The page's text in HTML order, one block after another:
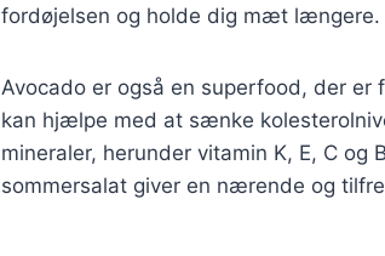
fordøjelsen og holde dig mæt længere.
Avocado er også en superfood, der
kan hjælpe med at sænke
mineraler, herunder vitamin K, E, C og
sommersalat giver en nærende og